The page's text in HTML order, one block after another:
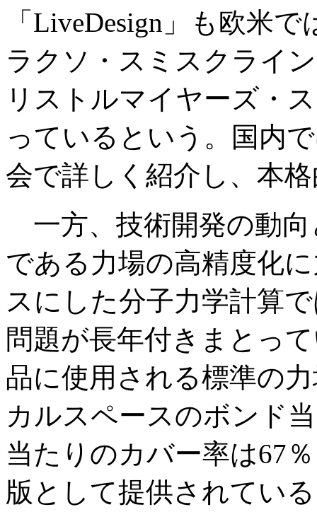
「LiveDesign」も欧米
ラクソ・スミスクライ
リストルマイヤーズ・
っているという。国内
会で詳しく紹介し、本
一方、技術開発の動
である力場の高精度化
スにした分子力学計算
問題が長年付きまとっ
品に使用される標準の
カルスペースのボンド
当たりのカバー率は67
版として提供されてい